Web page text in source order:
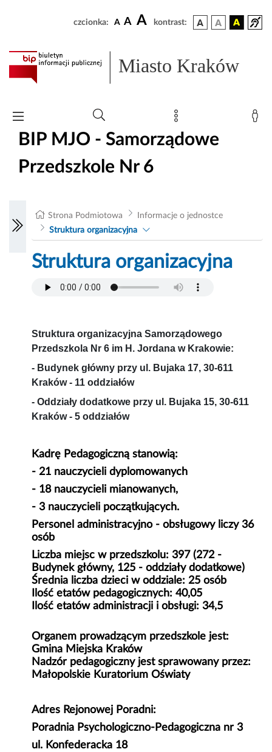
czcionka: A A A kontrast:
Miasto Kraków
BIP MJO - Samorządowe
Przedszkole Nr 6
Strona Podmiotowa
Informacje o jednostce
Struktura organizacyjna
Struktura organizacyjna
Struktura organizacyjna Samorządowego
Przedszkola Nr 6 im H. Jordana w Krakowie:
- Budynek główny przy ul. Bujaka 17, 30-611
Kraków - 11 oddziałów
- Oddziały dodatkowe przy ul. Bujaka 15, 30-611
Kraków - 5 oddziałów
Kadrę Pedagogiczną stanowią:
- 21 nauczycieli dyplomowanych
- 18 nauczycieli mianowanych,
- 3 nauczycieli początkujących.
Personel administracyjno - obsługowy liczy 36
osób
Liczba miejsc w przedszkolu: 397 (272 -
Budynek główny, 125 - oddziały dodatkowe)
Średnia liczba dzieci w oddziale: 25 osób
Ilość etatów pedagogicznych: 40,05
Ilość etatów administracji i obsługi: 34,5
Organem prowadzącym przedszkole jest:
Gmina Miejska Kraków
Nadzór pedagogiczny jest sprawowany przez:
Małopolskie Kuratorium Oświaty
Adres Rejonowej Poradni:
Poradnia Psychologiczno-Pedagogiczna nr 3
ul. Konfederacka 18